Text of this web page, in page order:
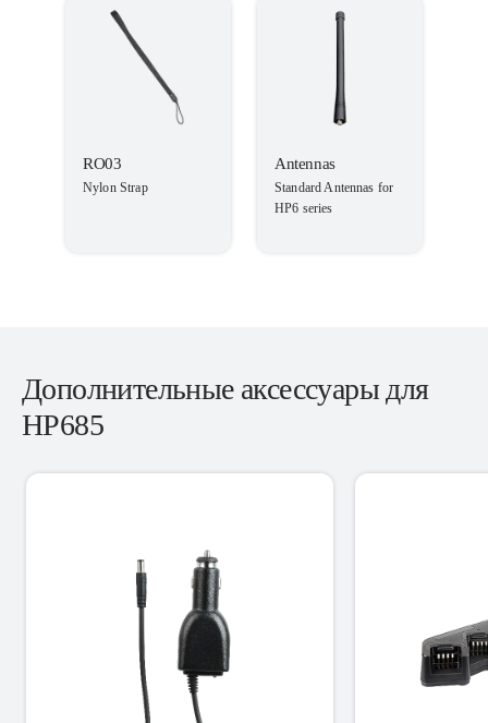
RO03
Nylon Strap
Antennas
Standard Antennas for
HP6 series
Дополнительные аксессуары для
HP685